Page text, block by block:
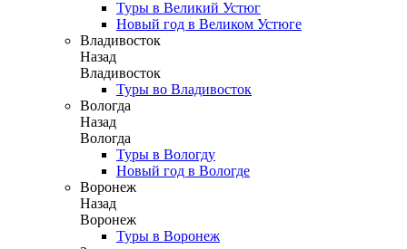
Туры в Великий Устюг
Новый год в Великом Устюге
Владивосток
Назад
Владивосток
Туры во Владивосток
Вологда
Назад
Вологда
Туры в Вологду
Новый год в Вологде
Воронеж
Назад
Воронеж
Туры в Воронеж